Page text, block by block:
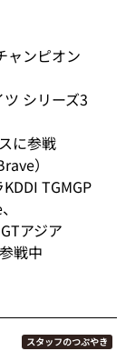
ャンピオン
シリーズ3
に参戦
）
TGMGP
アジア
戦中
スタッフのつぶやき